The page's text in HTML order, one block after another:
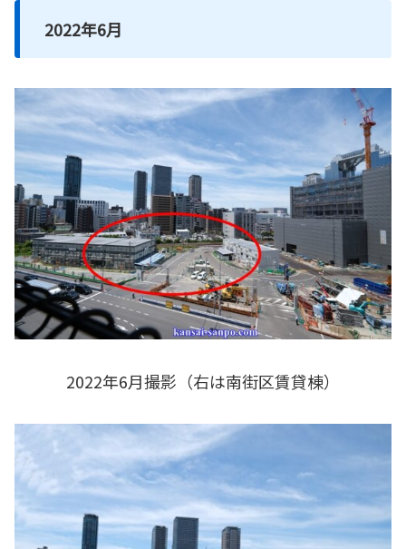
2022年6月
2022年6月撮影（右は南街区賃貸棟）